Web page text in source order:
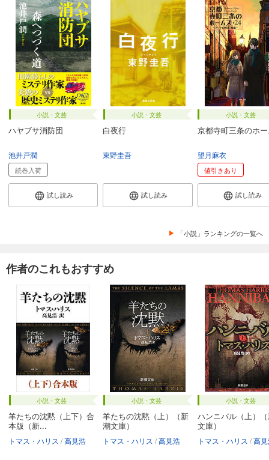
小説・文芸
ハヤブサ消防団
池井戸潤
続巻入荷
試し読み
小説・文芸
白夜行
東野圭吾
試し読み
小説・文芸
京都寺町三条のホ
望月麻衣
値引きあり
試し読み
「小説」ランキングの一覧へ
作者のこれもおすすめ
小説・文芸
羊たちの沈黙（上下）合
本版（新...
トマス・ハリス 高見浩
小説・文芸
羊たちの沈黙（上）（新
潮文庫）
トマス・ハリス 高見浩
小説・文芸
ハンニバル（上）
文庫）
トマス・ハリス 高